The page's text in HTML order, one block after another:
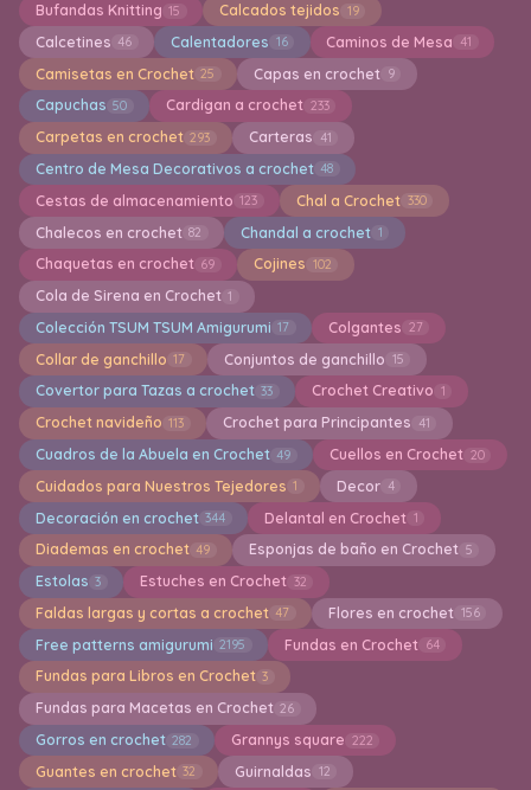
Bufandas Knitting 15 Calcados tejidos 19
Calcetines 46 Calentadores 16 Caminos de Mesa 41
Camisetas en Crochet 25 Capas en crochet 9
Capuchas 50 Cardigan a crochet 233
Carpetas en crochet 293 Carteras 41
Centro de Mesa Decorativos a crochet 48
Cestas de almacenamiento 123 Chal a Crochet 330
Chalecos en crochet 82 Chandal a crochet 1
Chaquetas en crochet 69 Cojines 102
Cola de Sirena en Crochet 1
Colección TSUM TSUM Amigurumi 17 Colgantes 27
Collar de ganchillo 17 Conjuntos de ganchillo 15
Covertor para Tazas a crochet 33 Crochet Creativo 1
Crochet navideño 113 Crochet para Principantes 41
Cuadros de la Abuela en Crochet 49 Cuellos en Crochet 20
Cuidados para Nuestros Tejedores 1 Decor 4
Decoración en crochet 344 Delantal en Crochet 1
Diademas en crochet 49 Esponjas de baño en Crochet 5
Estolas 3 Estuches en Crochet 32
Faldas largas y cortas a crochet 47 Flores en crochet 156
Free patterns amigurumi 2195 Fundas en Crochet 64
Fundas para Libros en Crochet 3
Fundas para Macetas en Crochet 26
Gorros en crochet 282 Grannys square 222
Guantes en crochet 32 Guirnaldas 12